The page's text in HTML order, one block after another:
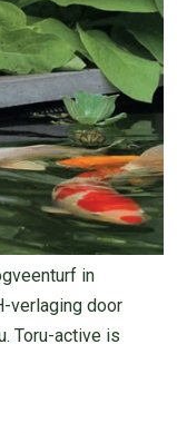
in
verlaging door
Toru-active is